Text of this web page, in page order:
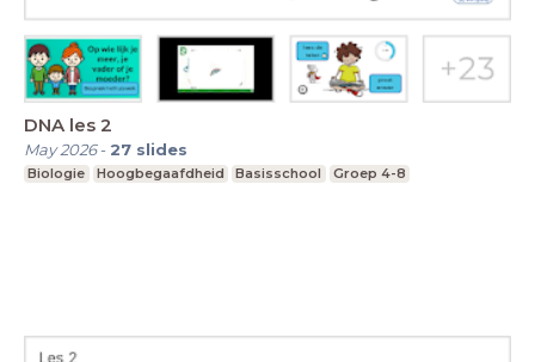
DNA les 2
May 2026- 27 slides
Biologie Hoogbegaafdheid Basisschool Groep 4-8